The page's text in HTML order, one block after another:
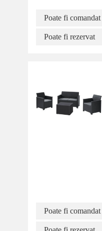
Poate fi
Poate fi rezervat
Poate fi